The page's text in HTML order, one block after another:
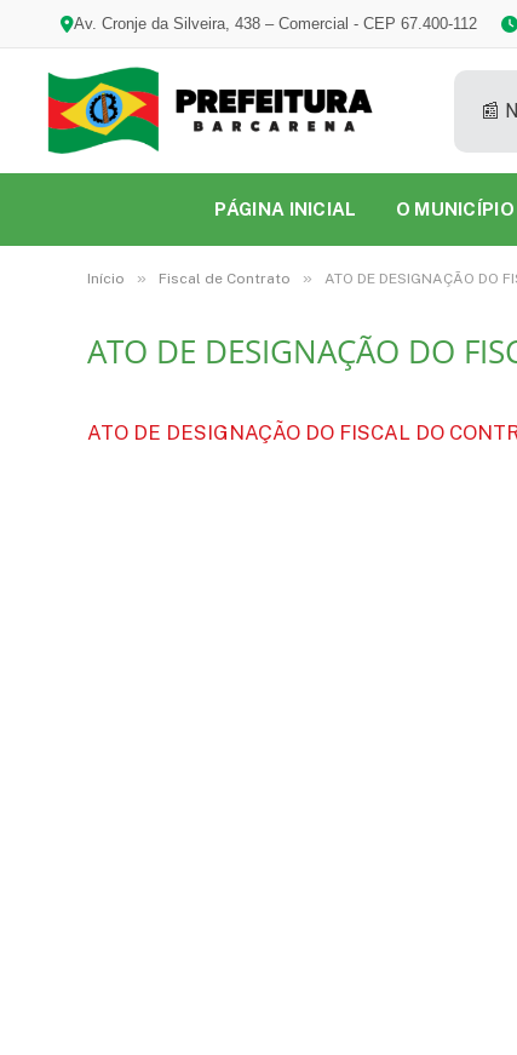
Av. Cronje da Silveira, 438 – Comercial - CEP 67.400-112
📰
PÁGINA INICIAL O MUNICÍPIO
Início » Fiscal de Contrato » ATO DE DESIGNAÇÃO DO
ATO DE DESIGNAÇÃO DO
ATO DE DESIGNAÇÃO DO FISCAL DO